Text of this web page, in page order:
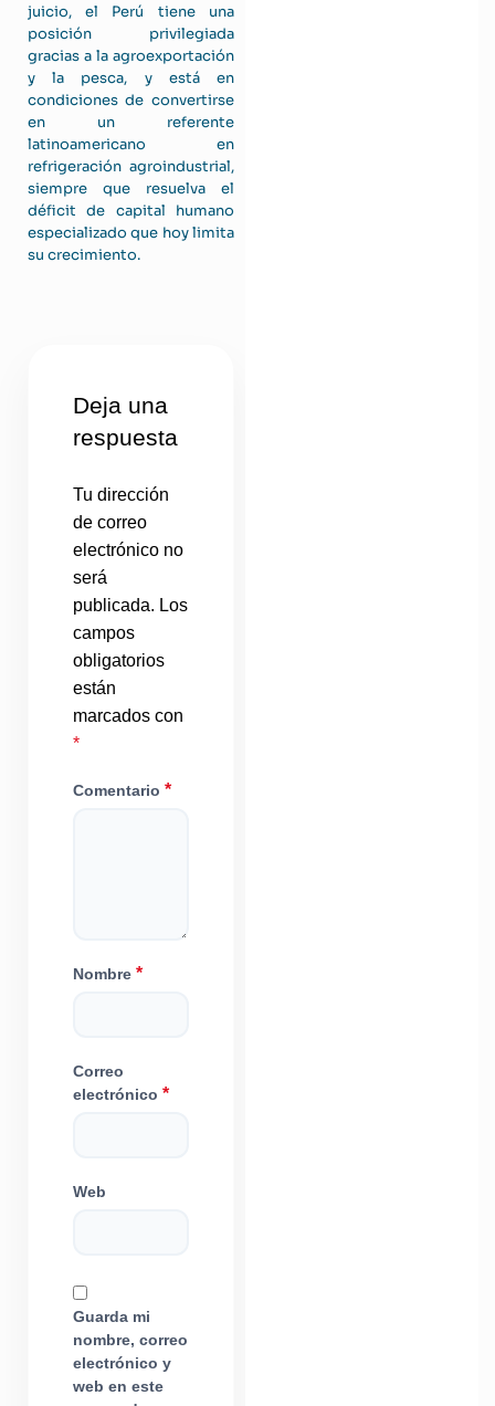
juicio, el Perú tiene una
posición privilegiada
gracias a la agroexportación
y la pesca, y está en
condiciones de convertirse
en un referente
latinoamericano en
refrigeración agroindustrial,
siempre que resuelva el
déficit de capital humano
especializado que hoy limita
su crecimiento.
Deja una
respuesta
Tu dirección
de correo
electrónico no
será
publicada. Los
campos
obligatorios
están
marcados con
*
Comentario *
Nombre *
Correo
electrónico *
Web
Guarda mi
nombre, correo
electrónico y
web en este